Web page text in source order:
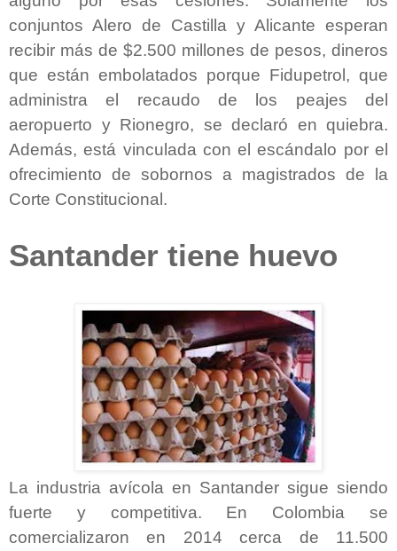
conjuntos Alero de Castilla y Alicante esperan
recibir más de $2.500 millones de pesos, dineros
que están embolatados porque Fidupetrol, que
administra el recaudo de los peajes del
aeropuerto y Rionegro, se declaró en quiebra.
Además, está vinculada con el escándalo por el
ofrecimiento de sobornos a magistrados de la
Corte Constitucional.
Santander tiene huevo
La industria avícola en Santander sigue siendo
fuerte y competitiva. En Colombia se
comercializaron en 2014 cerca de 11.500